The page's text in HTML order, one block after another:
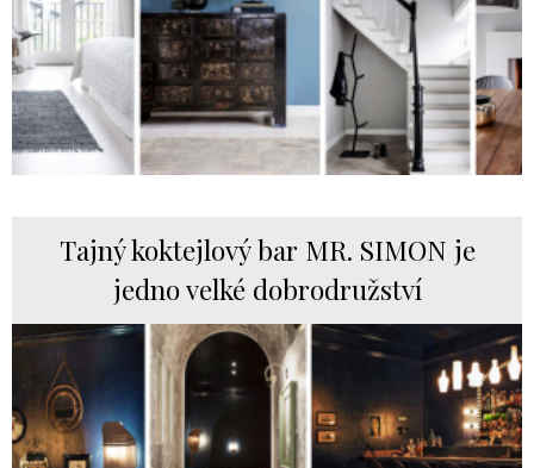
Tajný koktejlový bar MR. SIMON je
jedno velké dobrodružství